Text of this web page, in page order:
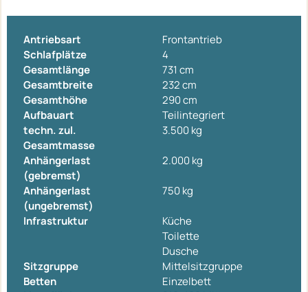
Antriebsart
Frontantrieb
Schlafplätze
4
Gesamtlänge
731 cm
Gesamtbreite
232 cm
Gesamthöhe
290 cm
Aufbauart
Teilintegriert
techn. zul.
Gesamtmasse
3.500 kg
Anhängerlast
(gebremst)
2.000 kg
Anhängerlast
(ungebremst)
750 kg
Infrastruktur
Küche
Toilette
Dusche
Sitzgruppe
Mittelsitzgruppe
Betten
Einzelbett